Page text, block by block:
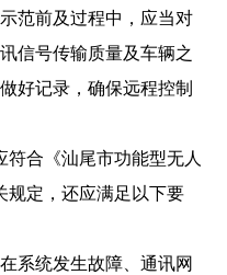
前及过程中，应当对
信号传输质量及车辆之
好记录，确保远程控制
合《汕尾市功能型无人
规定，还应满足以下要
统发生故障、通讯网